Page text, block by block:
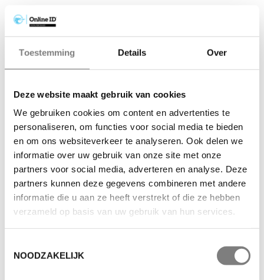
Toestemming Details Over
Deze website maakt gebruik van cookies
We gebruiken cookies om content en advertenties te
personaliseren, om functies voor social media te bieden
en om ons websiteverkeer te analyseren. Ook delen we
informatie over uw gebruik van onze site met onze
partners voor social media, adverteren en analyse. Deze
partners kunnen deze gegevens combineren met andere
informatie die u aan ze heeft verstrekt of die ze hebben
verzameld op basis van uw gebruik van hun services.
NOODZAKELIJK